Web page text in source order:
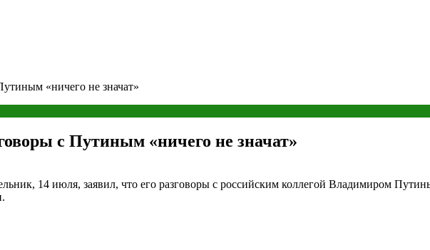
«ничего не значат»
с Путиным «ничего не значат»
14 июля, заявил, что его разговоры с российским коллегой Владимиром